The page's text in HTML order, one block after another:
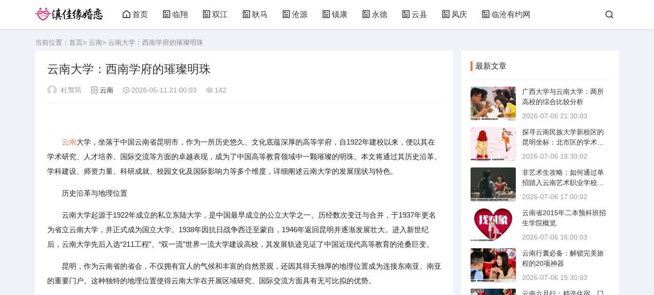
首页 临翔 双江 耿马 沧源 镇康 永德 云县 凤庆 临沧有约网
当前位置： 首页> 云南> 云南大学：西南学府的璀璨明珠
云南大学：西南学府的璀璨明珠
杜莺筠 云南 2026-05-11 21:00:03 142
云南大学，坐落于中国云南省昆明市，作为一所历史悠久、文化底蕴深厚的高等学府，自1922年建校以来，便以其在
学术研究、人才培养、国际交流等方面的卓越表现，成为了中国高等教育领域中一颗璀璨的明珠。本文将通过其历史沿革、
学科建设、师资力量、科研成就、校园文化及国际影响力等多个维度，详细阐述云南大学的发展现状与特色。
历史沿革与地理位置
云南大学起源于1922年成立的私立东陆大学，是中国最早成立的公立大学之一。历经数次变迁与合并，于1937年更名
为省立云南大学，并正式成为国立大学。1938年因抗日战争西迁至蒙自，1946年返回昆明并逐渐发展壮大。进入新世纪
后，云南大学先后入选“211工程”、“双一流”世界一流大学建设高校，其发展轨迹见证了中国近现代高等教育的沧桑巨变。
昆明，作为云南省的省会，不仅拥有宜人的气候和丰富的自然景观，还因其得天独厚的地理位置成为连接东南亚、南亚
的重要门户。这种独特的地理位置使得云南大学在开展区域研究、国际交流方面具有无可比拟的优势。
最新文章
广西大学与云南大学：两所
高校的综合比较分析
2026-07-06 21:30:03
探寻云南民族大学新校区的
昆明坐标：北市区的学术绿
洲
2026-07-06 18:30:02
非艺术生攻略：如何通过单
招踏入云南艺术职业学校的
艺术殿堂
2026-07-06 17:00:02
云南省2015年二本预科班招
生学院概览
2026-07-06 16:00:03
云南行囊必备：解锁完美旅
程的20项神器
2026-07-06 15:30:03